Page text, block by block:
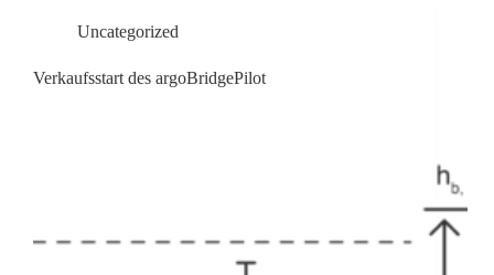
Uncategorized
Verkaufsstart des argoBridgePilot